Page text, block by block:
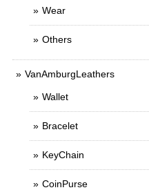
Wear
Others
VanAmburgLeathers
Wallet
Bracelet
KeyChain
CoinPurse